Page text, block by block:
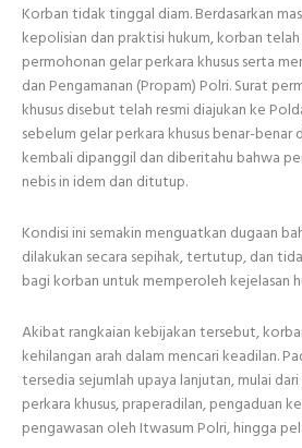
Korban tidak tinggal diam. Berdasarkan
kepolisian dan praktisi hukum, korban
permohonan gelar perkara khusus serta
dan Pengamanan (Propam) Polri. Surat
khusus disebut telah resmi diajukan ke
sebelum gelar perkara khusus benar-benar
kembali dipanggil dan diberitahu bahwa
nebis in idem dan ditutup.
Kondisi ini semakin menguatkan dugaan
dilakukan secara sepihak, tertutup, dan
bagi korban untuk memperoleh kejelasan
Akibat rangkaian kebijakan tersebut,
kehilangan arah dalam mencari keadilan.
tersedia sejumlah upaya lanjutan, mulai
perkara khusus, praperadilan, pengaduan
pengawasan oleh Itwasum Polri, hingga